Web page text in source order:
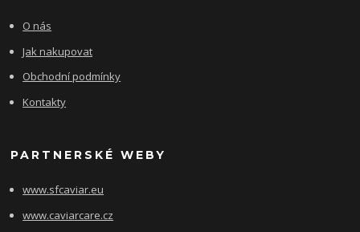
O nás
Jak nakupovat
Obchodní podmínky
Kontakty
PARTNERSKÉ WEBY
www.sfcaviar.eu
www.caviarcare.cz